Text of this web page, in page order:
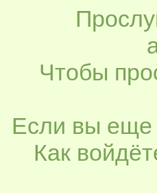
Чтобы
Если вы еще
Как